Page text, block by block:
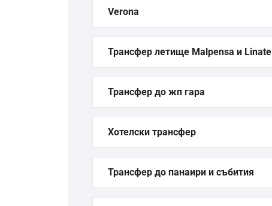
Verona
Трансфер летище Malpensa и Linate
Трансфер до жп гара
Хотелски трансфер
Трансфер до панаири и събития